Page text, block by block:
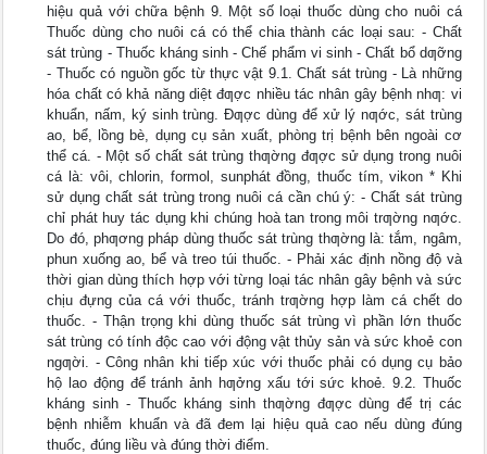
hiệu quả với chữa bệnh 9. Một số loại thuốc dùng cho nuôi cá
Thuốc dùng cho nuôi cá có thể chia thành các loại sau: - Chất
sát trùng - Thuốc kháng sinh - Chế phẩm vi sinh - Chất bổ dƣỡng
- Thuốc có nguồn gốc từ thực vật 9.1. Chất sát trùng - Là những
hóa chất có khả năng diệt đƣợc nhiều tác nhân gây bệnh nhƣ: vi
khuẩn, nấm, ký sinh trùng. Đƣợc dùng để xử lý nƣớc, sát trùng
ao, bể, lồng bè, dụng cụ sản xuất, phòng trị bệnh bên ngoài cơ
thể cá. - Một số chất sát trùng thƣờng đƣợc sử dụng trong nuôi
cá là: vôi, chlorin, formol, sunphát đồng, thuốc tím, vikon * Khi
sử dụng chất sát trùng trong nuôi cá cần chú ý: - Chất sát trùng
chỉ phát huy tác dụng khi chúng hoà tan trong môi trƣờng nƣớc.
Do đó, phƣơng pháp dùng thuốc sát trùng thƣờng là: tắm, ngâm,
phun xuống ao, bể và treo túi thuốc. - Phải xác định nồng độ và
thời gian dùng thích hợp với từng loại tác nhân gây bệnh và sức
chịu đựng của cá với thuốc, tránh trƣờng hợp làm cá chết do
thuốc. - Thận trọng khi dùng thuốc sát trùng vì phần lớn thuốc
sát trùng có tính độc cao với động vật thủy sản và sức khoẻ con
ngƣời. - Công nhân khi tiếp xúc với thuốc phải có dụng cụ bảo
hộ lao động để tránh ảnh hƣởng xấu tới sức khoẻ. 9.2. Thuốc
kháng sinh - Thuốc kháng sinh thƣờng đƣợc dùng để trị các
bệnh nhiễm khuẩn và đã đem lại hiệu quả cao nếu dùng đúng
thuốc, đúng liều và đúng thời điểm.